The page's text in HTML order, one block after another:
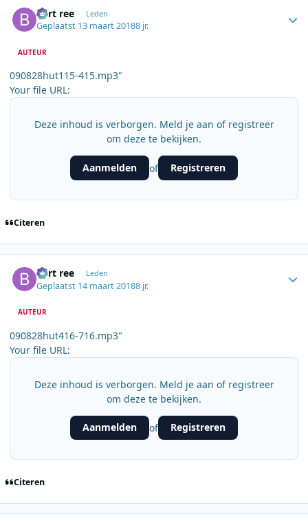
bert ree Leden
Geplaatst 13 maart 20188 jr.
AUTEUR
090828hut115-415.mp3"
Your file URL:
Deze inhoud is verborgen. Meld je aan of registreer
om deze te bekijken.
Aanmelden of Registreren
Citeren
bert ree Leden
Geplaatst 14 maart 20188 jr.
AUTEUR
090828hut416-716.mp3"
Your file URL:
Deze inhoud is verborgen. Meld je aan of registreer
om deze te bekijken.
Aanmelden of Registreren
Citeren